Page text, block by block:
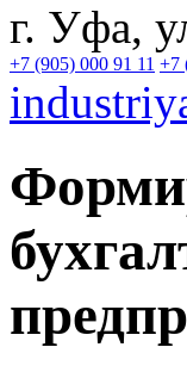
г. Уфа,
+7 (905) 000 91 11 +7